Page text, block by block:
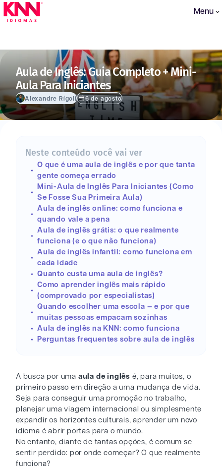
Menu
Aula de Inglês: Guia Completo + Mini-
Aula Para Iniciantes
Alexandre Rígoli 6 de agosto
Neste conteúdo você vai ver
O que é uma aula de inglês e por que tanta
gente começa errado
Mini-Aula de Inglês Para Iniciantes (Como
Se Fosse Sua Primeira Aula)
Aula de inglês online: como funciona e
quando vale a pena
Aula de inglês grátis: o que realmente
funciona (e o que não funciona)
Aula de inglês infantil: como funciona em
cada idade
Quanto custa uma aula de inglês?
Como aprender inglês mais rápido
(comprovado por especialistas)
Quando escolher uma escola — e por que
muitas pessoas empacam sozinhas
Aula de inglês na KNN: como funciona
Perguntas frequentes sobre aula de inglês
A busca por uma aula de inglês é, para muitos, o
primeiro passo em direção a uma mudança de vida.
Seja para conseguir uma promoção no trabalho,
planejar uma viagem internacional ou simplesmente
expandir os horizontes culturais, aprender um novo
idioma é abrir portas para o mundo.
No entanto, diante de tantas opções, é comum se
sentir perdido: por onde começar? O que realmente
funciona?